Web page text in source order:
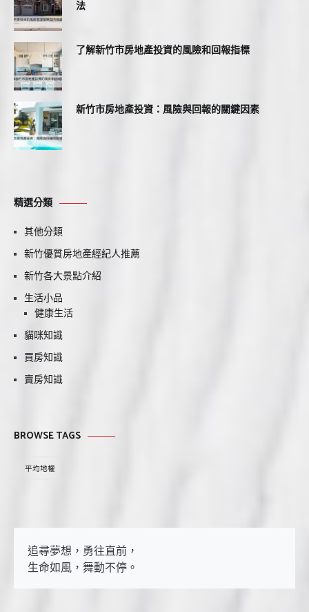
法
了解新竹市房地產投資的風險和回報指標
新竹市房地產投資：風險與回報的關鍵因素
精選分類
其他分類
新竹優質房地產經紀人推薦
新竹各大景點介紹
生活小品
健康生活
貓咪知識
買房知識
賣房知識
BROWSE TAGS
平均地權
追尋夢想，勇往直前，
生命如風，舞動不停。